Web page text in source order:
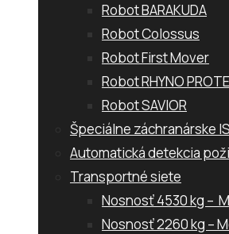
Robot BARAKUDA
Robot Colossus
Robot First Mover
Robot RHYNO
Robot SAVIOR
Špeciálne záchranárske
Automatická detekcia
Transportné siete
Nosnosť 4530 kg –
Nosnosť 2260 kg –